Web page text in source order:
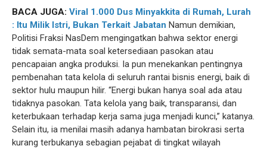
BACA JUGA: Viral 1.000 Dus Minyakkita di Rumah, Lurah
: Itu Milik Istri, Bukan Terkait Jabatan Namun demikian,
Politisi Fraksi NasDem mengingatkan bahwa sektor energi
tidak semata-mata soal ketersediaan pasokan atau
pencapaian angka produksi. Ia pun menekankan pentingnya
pembenahan tata kelola di seluruh rantai bisnis energi, baik di
sektor hulu maupun hilir. “Energi bukan hanya soal ada atau
tidaknya pasokan. Tata kelola yang baik, transparansi, dan
keterbukaan terhadap kerja sama juga menjadi kunci,” katanya.
Selain itu, ia menilai masih adanya hambatan birokrasi serta
kurang terbukanya sebagian pejabat di tingkat wilayah